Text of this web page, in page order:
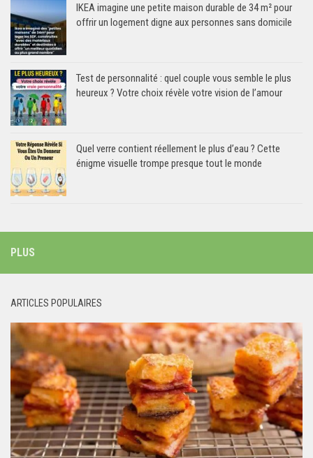
IKEA imagine une petite maison durable de 34 m² pour
offrir un logement digne aux personnes sans domicile
Test de personnalité : quel couple vous semble le plus
heureux ? Votre choix révèle votre vision de l’amour
Quel verre contient réellement le plus d’eau ? Cette
énigme visuelle trompe presque tout le monde
PLUS
ARTICLES POPULAIRES